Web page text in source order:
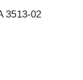
3513-02